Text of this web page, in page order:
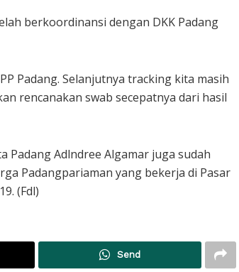
berkoordinansi dengan DKK Padang
Padang. Selanjutnya tracking kita masih
rencanakan swab secepatnya dari hasil
Padang Adlndree Algamar juga sudah
Padangpariaman yang bekerja di Pasar
(Fdl)
Send